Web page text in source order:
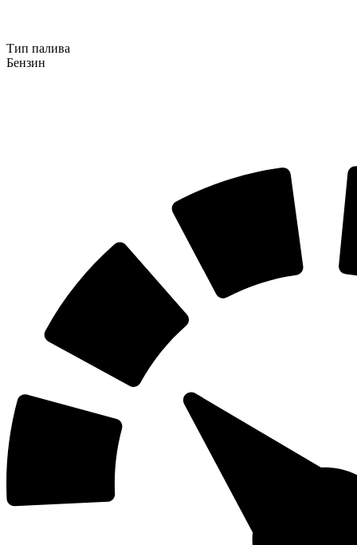
Тип палива
Бензин